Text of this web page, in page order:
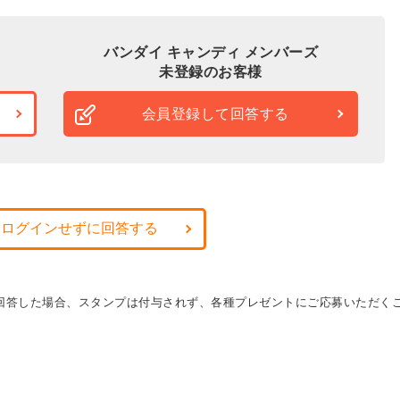
バンダイ キャンディ メンバーズ
未登録のお客様
会員登録して回答する
グインせずに回答する
した場合、スタンプは付与されず、各種プレゼントにご応募いただく